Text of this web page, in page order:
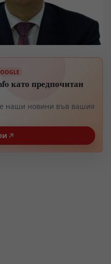
като предпочитан
наши новини във вашия